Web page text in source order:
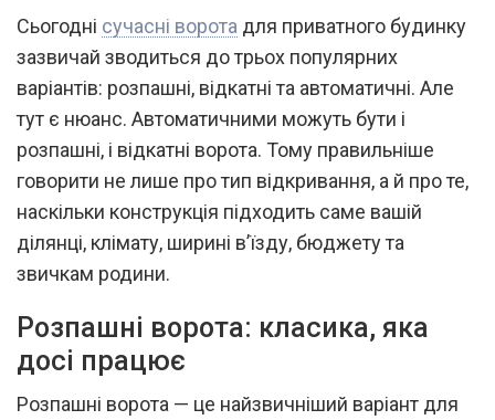
Сьогодні сучасні ворота для приватного будинку
зазвичай зводиться до трьох популярних
варіантів: розпашні, відкатні та автоматичні. Але
тут є нюанс. Автоматичними можуть бути і
розпашні, і відкатні ворота. Тому правильніше
говорити не лише про тип відкривання, а й про те,
наскільки конструкція підходить саме вашій
ділянці, клімату, ширині в’їзду, бюджету та
звичкам родини.
Розпашні ворота: класика, яка
досі працює
Розпашні ворота — це найзвичніший варіант для